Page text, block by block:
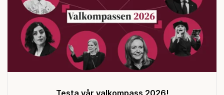
Testa vår valkompass 2026!